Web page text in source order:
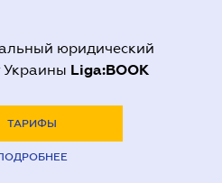
юридический
Украины Liga:BOOK
ТАРИФЫ